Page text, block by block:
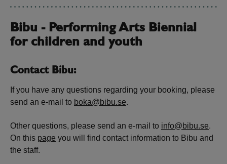
Bibu - Performing Arts Biennial
for children and youth
Contact Bibu:
If you have any questions regarding your booking, please
send an e-mail to boka@bibu.se.
Other questions, please send an e-mail to info@bibu.se.
On this page you will find contact information to Bibu and
the staff.